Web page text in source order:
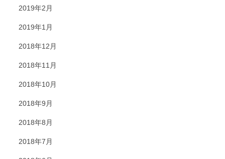
2019年2月
2019年1月
2018年12月
2018年11月
2018年10月
2018年9月
2018年8月
2018年7月